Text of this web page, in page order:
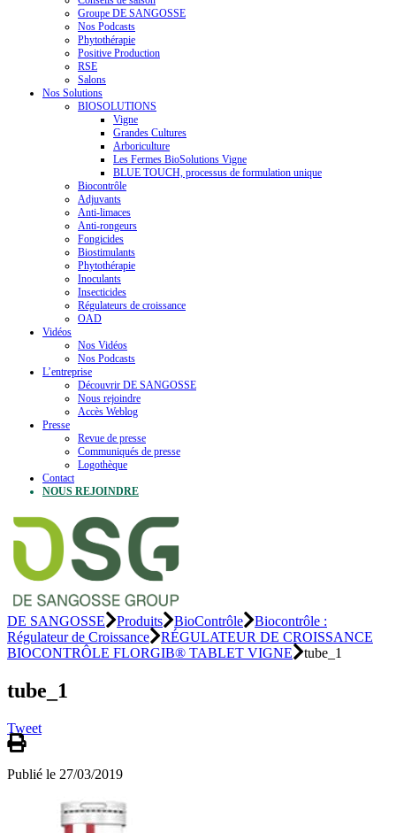
Groupe DE SANGOSSE
Nos Podcasts
Phytothérapie
Positive Production
RSE
Salons
Nos Solutions
BIOSOLUTIONS
Vigne
Grandes Cultures
Arboriculture
Les Fermes BioSolutions Vigne
BLUE TOUCH, processus de formulation unique
Biocontrôle
Adjuvants
Anti-limaces
Anti-rongeurs
Fongicides
Biostimulants
Phytothérapie
Inoculants
Insecticides
Régulateurs de croissance
OAD
Vidéos
Nos Vidéos
Nos Podcasts
L’entreprise
Découvrir DE SANGOSSE
Nous rejoindre
Accès Weblog
Presse
Revue de presse
Communiqués de presse
Logothèque
Contact
NOUS REJOINDRE
DE SANGOSSE Produits BioContrôle
Biocontrôle :
Régulateur de Croissance
RÉGULATEUR DE CROISSANCE
BIOCONTRÔLE FLORGIB® TABLET VIGNE
tube_1
tube_1
Tweet
Publié le 27/03/2019